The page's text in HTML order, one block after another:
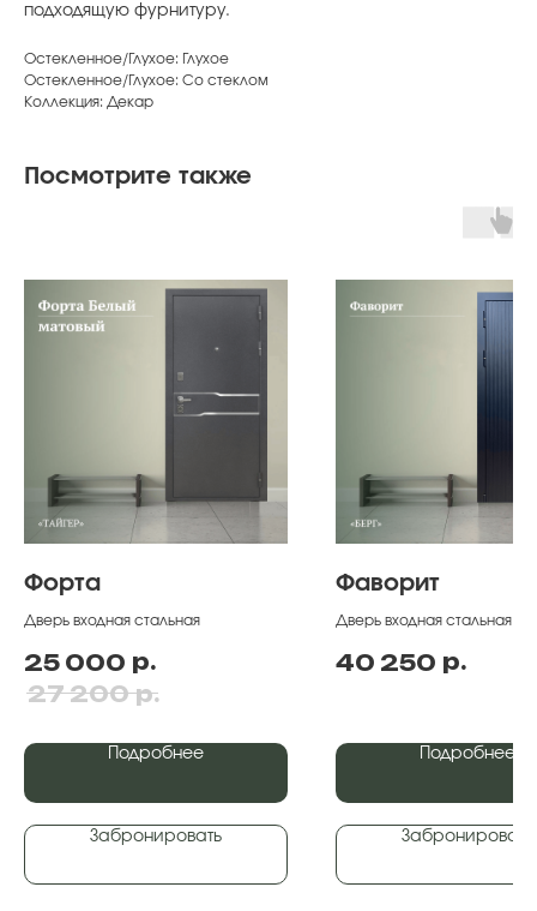
подходящую фурнитуру.
Остекленное/Глухое: Глухое
Остекленное/Глухое: Со стеклом
Коллекция: Декар
Посмотрите также
Форта
Дверь входная стальная
25 000 р.
27 200 р.
Подробнее
Забронировать
Фаворит
Дверь входная стальная
40 250 р.
Подробнее
Забронировать